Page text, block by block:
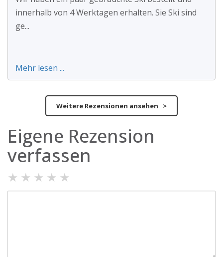
innerhalb von 4 Werktagen erhalten. Sie Ski sind
ge...
Mehr lesen ...
Weitere Rezensionen ansehen >
Eigene Rezension
verfassen
★ ★ ★ ★ ★